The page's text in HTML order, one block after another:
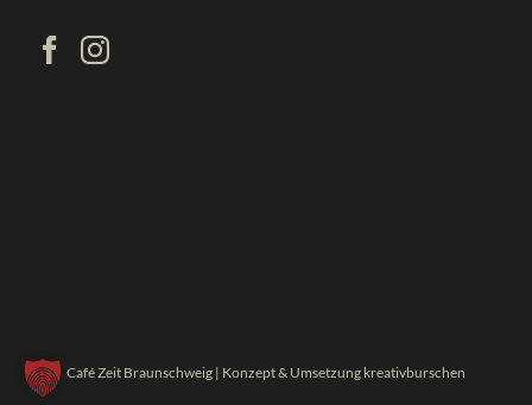
Café Zeit Braunschweig | Konzept & Umsetzung kreativburschen